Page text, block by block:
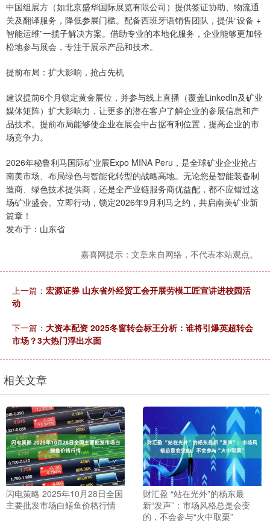
中国组展方（如北京盛华国际展览有限公司）提供签证协助、物流通
关及翻译服务，降低参展门槛。配备西班牙语销售团队，提供“设备 +
智能运维”一揽子解决方案。借助专业的本地化服务，企业能够更加轻
松地参与展会，专注于展示产品和技术。
提前布局：扩大影响，抢占先机
建议提前6个月锁定黄金展位，并参与线上直播（覆盖LinkedIn及矿业
媒体矩阵）扩大影响力，让更多的潜在客户了解企业的参展信息和产
品技术。提前布局能够使企业在展会中占据有利位置，提高企业的市
场竞争力。
2026年秘鲁利马国际矿业展Expo MINA Peru，是全球矿业企业抢占
南美市场、布局绿色与智能化转型的战略高地。无论您是智能装备制
造商、绿色技术提供商，还是全产业链服务商优益配，都不应错过这
场矿业盛会。立即行动，锁定2026年9月利马之约，共启南美矿业新
篇章！
发布于：山东省
嘉喜网提示：文章来自网络，不代表本站观点。
上一篇： 宏源证券 山东省外经贸工会开展劳模工匠宣讲进校园活
动
下一篇： 大资本配资 2025冬窗转会标王分析：谁将引爆英超转会
市场？3大热门浮出水面
相关文章
闪电策略 2025年10月28日全国
主要批发市场白鳝鱼价格行情
财汇盈 “站在光外”的杨东最
新“发声”：市场风格总是会变
的，不会参与“火中取栗”